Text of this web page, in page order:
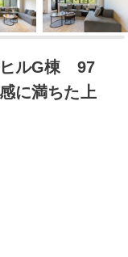
ヒルG棟 97
に満ちた上